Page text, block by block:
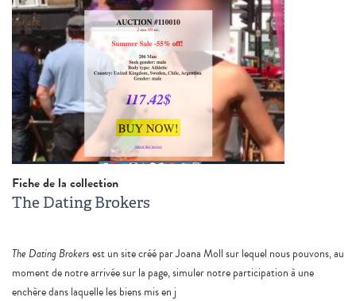
Fiche de la collection
The Dating Brokers
The Dating Brokersest un site créé par Joana Moll sur lequel nous pouvons, au
moment de notre arrivée sur la page, simuler notre participation à une
enchère dans laquelle les biens mis en j